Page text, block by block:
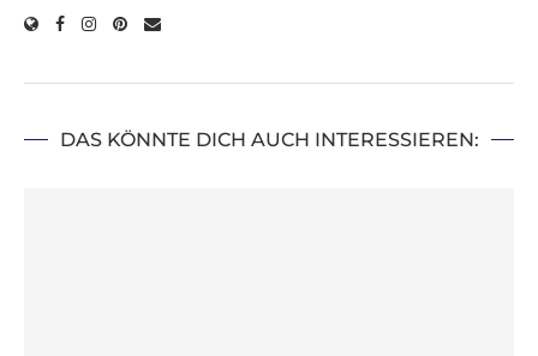
DAS KÖNNTE DICH AUCH INTERESSIEREN: